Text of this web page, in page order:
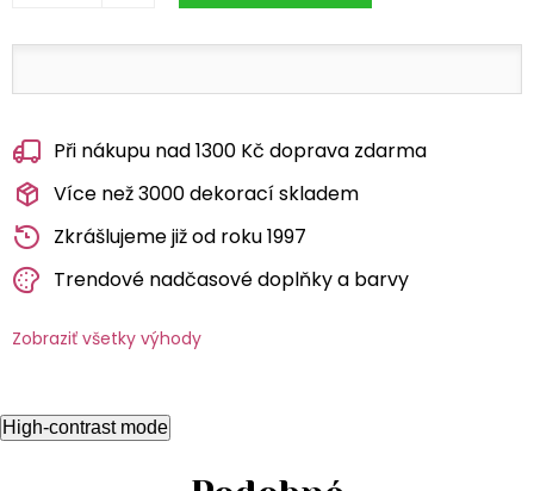
Při nákupu nad 1300 Kč doprava zdarma
Více než 3000 dekorací skladem
Zkrášlujeme již od roku 1997
Trendové nadčasové doplňky a barvy
Zobraziť všetky výhody
High-contrast mode